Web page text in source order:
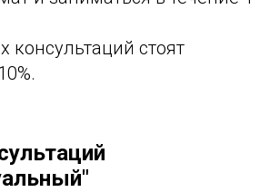
консультаций стоят